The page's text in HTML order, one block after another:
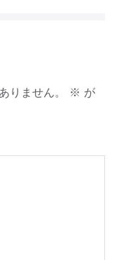
りません。 ※ が